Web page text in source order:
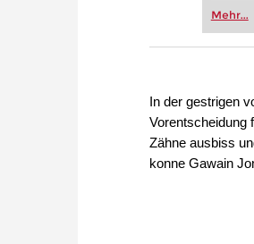
zuvor.
Mehr...
In der gestrigen
Vorentscheidung
Zähne ausbiss
konne Gawain